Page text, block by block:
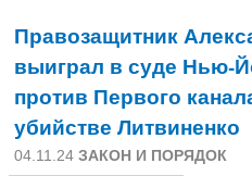
Правозащитник
выиграл в суде Нью-
против Первого
убийстве Литвиненко
04.11.24 ЗАКОН И ПОРЯДОК